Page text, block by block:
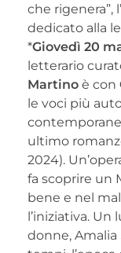
che rigenera”,
dedicato alla
*Giovedì 20
letterario
Martino è con
le voci più
ultimo
2024).
fa scoprire un
bene e nel
l’iniziativa. Un
donne, Amalia